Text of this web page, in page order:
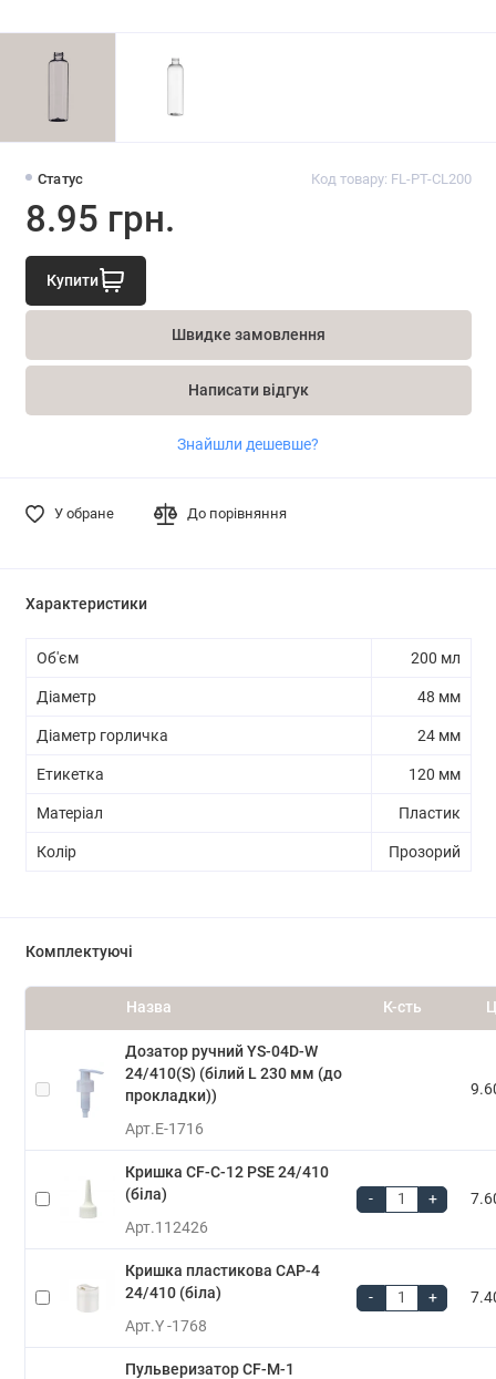
Статус Код товару: FL-PT-CL200
8.95 грн.
Купити
Швидке замовлення
Написати відгук
Знайшли дешевше?
У обране До порівняння
Характеристики
Об'єм 200 мл
Діаметр 48 мм
Діаметр горличка 24 мм
Етикетка 120 мм
Матеріал Пластик
Колір Прозорий
Комплектуючі
Назва К-сть
Дозатор ручний YS-04D-W
24/410(S) (білий L 230 мм (до
прокладки))
Арт.E-1716
Кришка CF-C-12 PSE 24/410
(біла)
Арт.112426
- +
Кришка пластикова CAP-4
24/410 (біла)
Арт.Y -1768
- +
Пульверизатор CF-M-1